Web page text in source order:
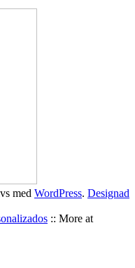
med WordPress. Designad
:: More at